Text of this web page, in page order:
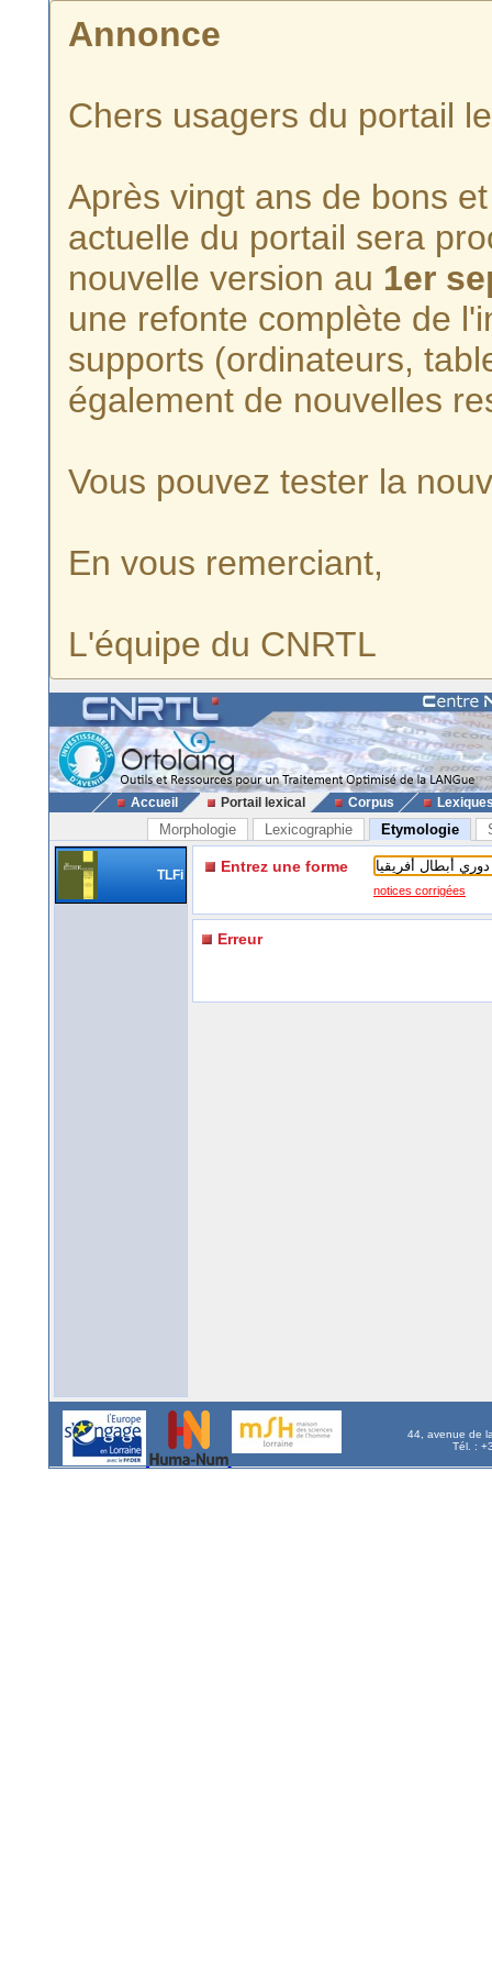
Annonce
Chers usagers du portail
Après vingt ans de bons
actuelle du portail sera
nouvelle version au 1er
une refonte complète de
supports (ordinateurs,
également de nouvelles
Vous pouvez tester la
En vous remerciant,
L'équipe du CNRTL
Accueil Portail lexical Corpus
Morphologie Lexicographie Etymologie
TLFi Entrez une forme
notices corrigées
Erreur
44, avenue de
Tél. :